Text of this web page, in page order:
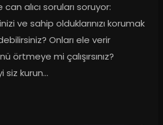
alıcı soruları soruyor:
ve sahip olduklarınızı korumak
Onları ele verir
örtmeye mi çalışırsınız?
siz kurun…